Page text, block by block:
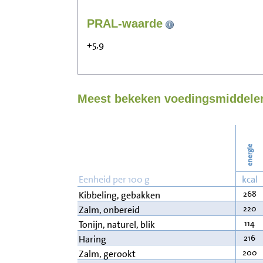
PRAL-waarde
+5,9
Meest bekeken
energie
Eenheid per 100 g kcal
Kibbeling, gebakken
268
Zalm, onbereid 220
Tonijn, naturel, blik 114
Haring 216
Zalm, gerookt 200